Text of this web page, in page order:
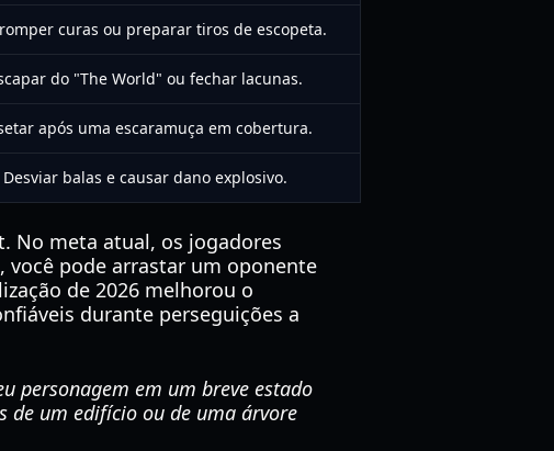
curas ou preparar tiros de escopeta.
do "The World" ou fechar lacunas.
após uma escaramuça em cobertura.
Desviar balas e causar dano explosivo.
No meta atual, os jogadores
você pode arrastar um oponente
de 2026 melhorou o
durante perseguições a
personagem em um breve estado
de um edifício ou de uma árvore